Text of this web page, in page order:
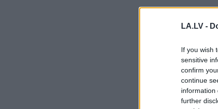
LA.LV -
If you wish
sensitive
confirm
continue
information
further